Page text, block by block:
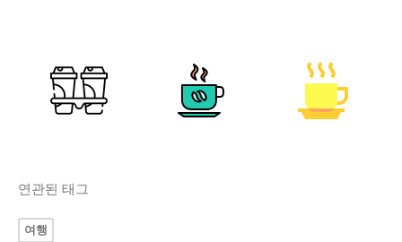
연관된 태그
여행